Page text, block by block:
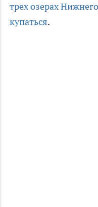
трех озерах
купаться.